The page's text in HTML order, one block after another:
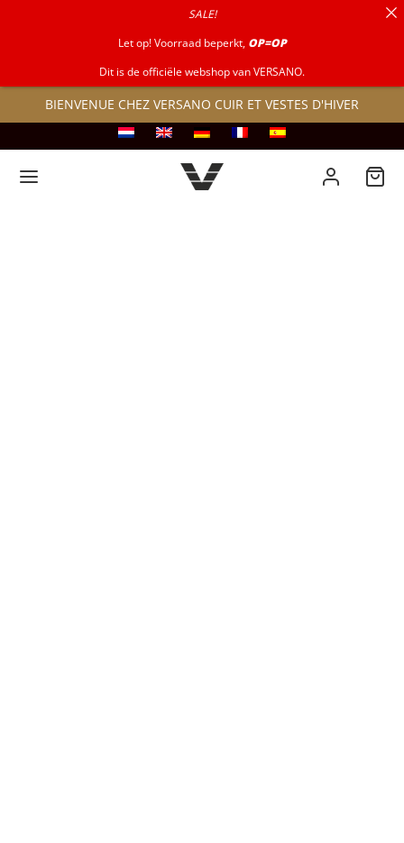
BIENVENUE CHEZ VERSANO CUIR ET VESTES D'HIVER
SALE!
Let op! Voorraad beperkt, OP=OP
Dit is de officiële webshop van VERSANO.